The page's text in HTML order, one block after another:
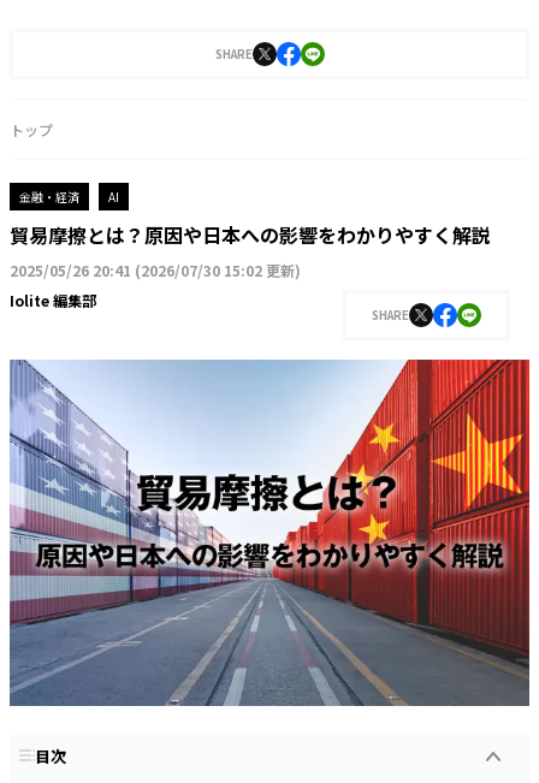
SHARE
トップ
金融・経済 AI
貿易摩擦とは？原因や日本への影響をわかりやすく解説
2025/05/26 20:41 (2026/07/30 15:02 更新)
Iolite 編集部
SHARE
目次